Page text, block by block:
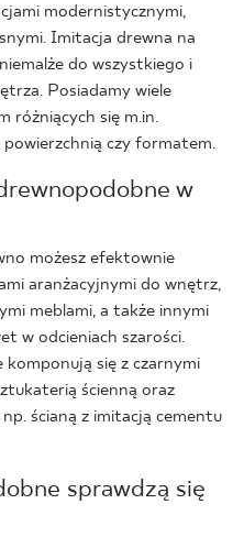
modernistycznymi,
Imitacja drewna na
do wszystkiego i
Posiadamy wiele
różniących się m.in.
czy formatem.
w
możesz efektownie
aranżacyjnymi do wnętrz,
meblami, a także innymi
w odcieniach szarości.
się z czarnymi
ścienną oraz
ścianą z imitacją cementu
sprawdzą się